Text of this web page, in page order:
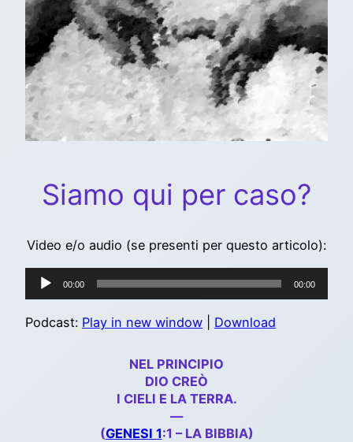
Siamo qui per caso?
Video e/o audio (se presenti per questo articolo):
Audio
Player
00:00 00:00
Podcast: Play in new window Download
NEL PRINCIPIO
DIO CREÒ
I CIELI E LA TERRA.
—
(GENESI 1:1 – LA BIBBIA)